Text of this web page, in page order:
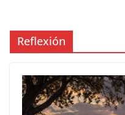
Reflexión